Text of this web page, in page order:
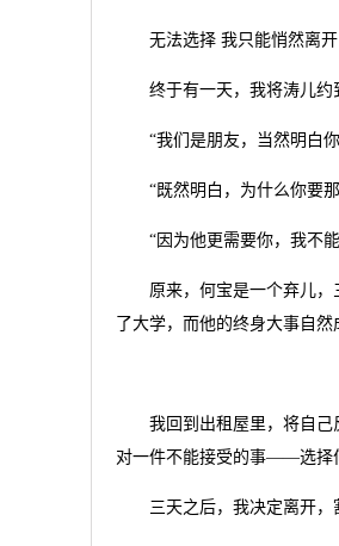
无法选择 我只能悄然离开
终于有一天，我将涛儿约到
“我们是朋友，当然明白你
“既然明白，为什么你要那
“因为他更需要你，我不能
原来，何宝是一个弃儿，三
了大学，而他的终身大事自然
我回到出租屋里，将自己反
对一件不能接受的事——选择
三天之后，我决定离开，